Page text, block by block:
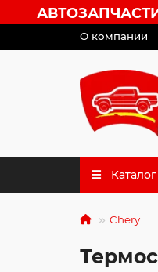
АВТОЗАПЧАСТИ
О компании
Chery